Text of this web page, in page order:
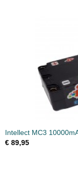
Intellect MC3
€ 89,95